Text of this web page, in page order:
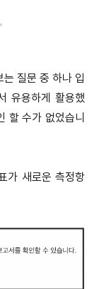
질문 중 하나 입
유용하게 활용했
할 수가 없었습니
가 새로운 측정항